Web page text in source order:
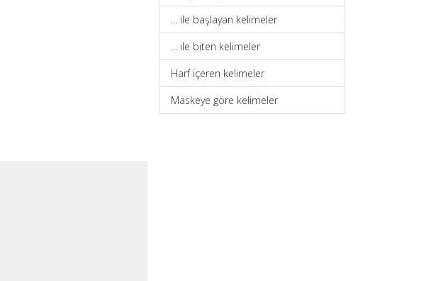
... ile başlayan kelimeler
... ile biten kelimeler
Harf içeren kelimeler
Maskeye göre kelimeler